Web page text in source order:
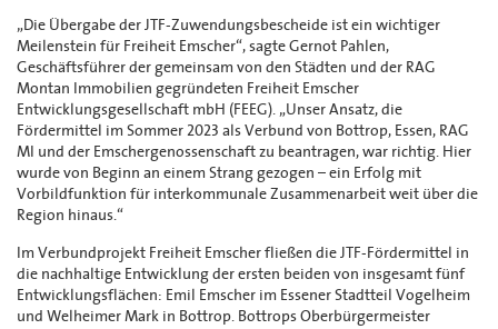
„Die Übergabe der JTF-Zuwendungsbescheide ist ein wichtiger
Meilenstein für Freiheit Emscher“, sagte Gernot Pahlen,
Geschäftsführer der gemeinsam von den Städten und der RAG
Montan Immobilien gegründeten Freiheit Emscher
Entwicklungsgesellschaft mbH (FEEG). „Unser Ansatz, die
Fördermittel im Sommer 2023 als Verbund von Bottrop, Essen, RAG
MI und der Emschergenossenschaft zu beantragen, war richtig. Hier
wurde von Beginn an einem Strang gezogen – ein Erfolg mit
Vorbildfunktion für interkommunale Zusammenarbeit weit über die
Region hinaus.“
Im Verbundprojekt Freiheit Emscher fließen die JTF-Fördermittel in
die nachhaltige Entwicklung der ersten beiden von insgesamt fünf
Entwicklungsflächen: Emil Emscher im Essener Stadtteil Vogelheim
und Welheimer Mark in Bottrop. Bottrops Oberbürgermeister